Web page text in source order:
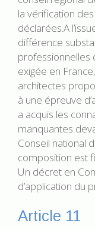
la vérification
déclarées.A
différence
professionnelles
exigée en
architectes
à une épreuve
a acquis les
manquantes
Conseil national
composition est
Un décret en
d’application du
Article 11